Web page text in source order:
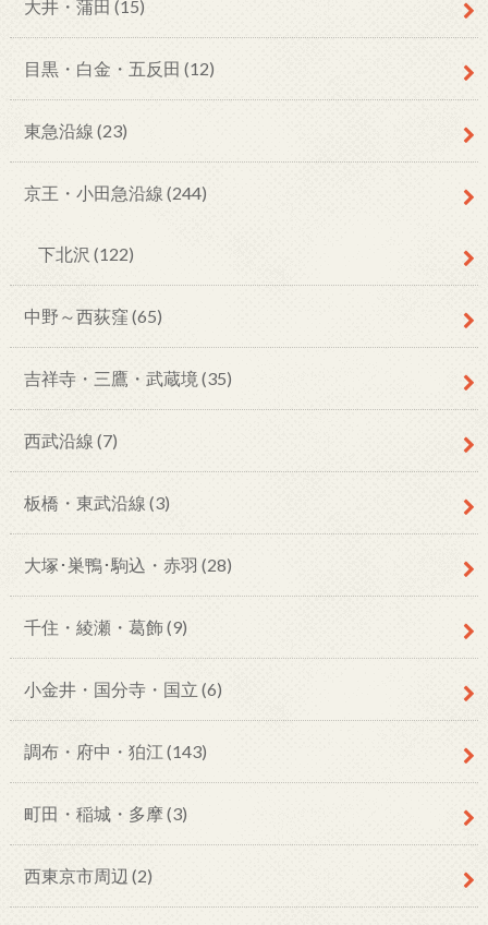
大井・蒲田 (15)
目黒・白金・五反田 (12)
東急沿線 (23)
京王・小田急沿線 (244)
下北沢 (122)
中野～西荻窪 (65)
吉祥寺・三鷹・武蔵境 (35)
西武沿線 (7)
板橋・東武沿線 (3)
大塚･巣鴨･駒込・赤羽 (28)
千住・綾瀬・葛飾(9)
小金井・国分寺・国立 (6)
調布・府中・狛江 (143)
町田・稲城・多摩 (3)
西東京市周辺 (2)